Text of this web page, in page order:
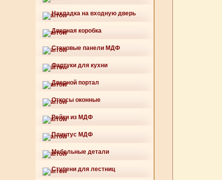
Накладка на входную дверь
Дверная коробка
Стеновые панели МДФ
Фартуки для кухни
Дверной портал
Откосы оконные
Рейки из МДФ
Плинтус МДФ
Мебельные детали
Ступени для лестниц